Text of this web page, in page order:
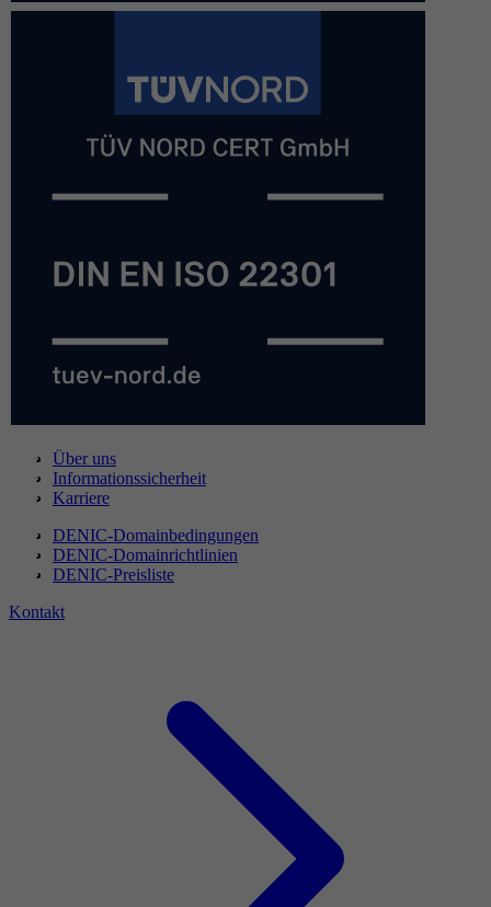
Über uns
Informationssicherheit
Karriere
DENIC-Domainbedingungen
DENIC-Domainrichtlinien
DENIC-Preisliste
Kontakt